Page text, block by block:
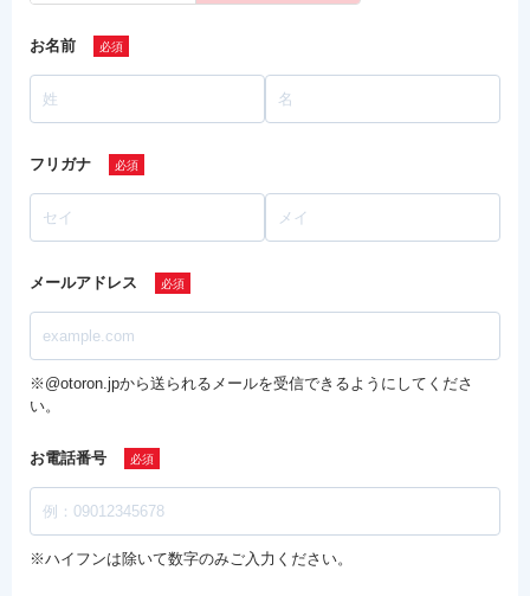
お名前
フリガナ
メールアドレス
※@otoron.jpから送られるメールを受信できるようにしてくださ
い。
お電話番号
※ハイフンは除いて数字のみご入力ください。